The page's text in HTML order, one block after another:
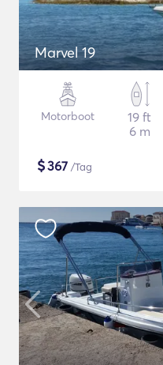
Marvel 19
Motorboot
19 ft
6 m
$367 /Tag